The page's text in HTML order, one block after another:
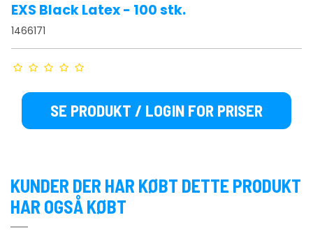
EXS Black Latex - 100 stk.
1466171
SE PRODUKT / LOGIN FOR PRISER
KUNDER DER HAR KØBT DETTE PRODUKT
HAR OGSÅ KØBT